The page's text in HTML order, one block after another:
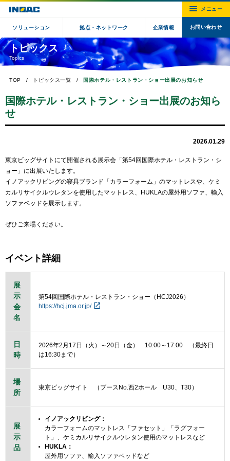
ソリューション 拠点・ネットワーク 企業情報 お問い合わせ
トピックス
Topics
TOP トピックス一覧 国際ホテル・レストラン・ショー出展のお知らせ
国際ホテル・レストラン・ショー出展のお知ら
せ
2026.01.29
東京ビッグサイトにて開催される展示会「第54回国際ホテル・レストラン・シ
ョー」に出展いたします。
イノアックリビングの寝具ブランド「カラーフォーム」のマットレスや、ケミ
カルリサイクルウレタンを使用したマットレス、HUKLAの屋外用ソファ、輸入
ソファベッドを展示します。
ぜひご来場ください。
イベント詳細
展
示
会
名
第54回国際ホテル・レストラン・ショー（HCJ2026）
https://hcj.jma.or.jp/
日
時
2026年2月17日（火）～20日（金） 10:00～17:00 （最終日
は16:30まで）
場
所
東京ビッグサイト （ブースNo.西2ホール U30、T30）
展
示
品
イノアックリビング：
カラーフォームのマットレス「ファセット」「ラグフォー
ト」、ケミカルリサイクルウレタン使用のマットレスなど
HUKLA：
屋外用ソファ、輸入ソファベッドなど